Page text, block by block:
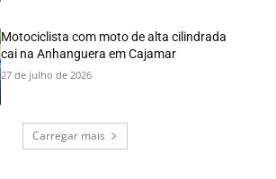
Motociclista com moto de alta cilindrada
cai na Anhanguera em Cajamar
27 de julho de 2026
Carregar mais